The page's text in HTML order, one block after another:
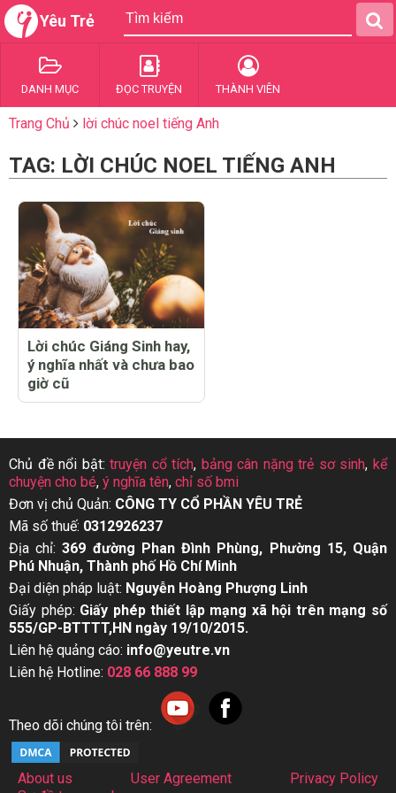
Yêu Trẻ
DANH MỤC ĐỌC TRUYỆN THÀNH VIÊN
Trang Chủ lời chúc noel tiếng Anh
TAG: LỜI CHÚC NOEL TIẾNG ANH
Lời chúc Giáng Sinh hay,
ý nghĩa nhất và chưa bao
giờ cũ
Chủ đề nổi bật:truyện cổ tích, bảng cân nặng trẻ sơ sinh,kể
chuyện cho bé, ý nghĩa tên, chỉ số bmi
Đơn vị chủ Quản: CÔNG TY CỔ PHẦN YÊU TRẺ
Mã số thuế: 0312926237
Địa chỉ:369 đường Phan Đình Phùng, Phường 15, Quận
Phú Nhuận, Thành phố Hồ Chí Minh
Đại diện pháp luật: Nguyễn Hoàng Phượng Linh
Giấy phép: Giấy phép thiết lập mạng xã hội trên mạng số
555/GP-BTTTT,HN ngày 19/10/2015.
Liên hệ quảng cáo: info@yeutre.vn
Liên hệ Hotline: 028 66 888 99
Theo dõi chúng tôi trên:
About us User Agreement
Privacy Policy